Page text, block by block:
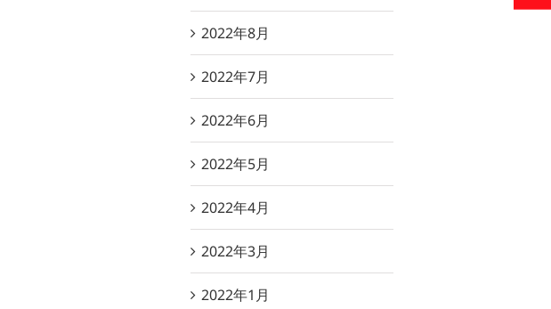
2022年8月
2022年7月
2022年6月
2022年5月
2022年4月
2022年3月
2022年1月